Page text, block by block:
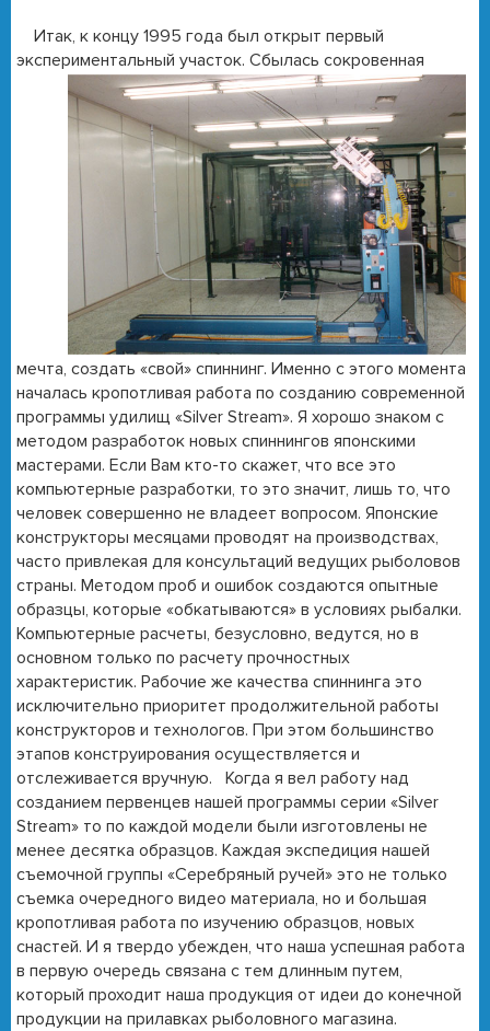
Итак, к концу 1995 года был открыт первый
экспериментальный участок. Сбылась сокровенная
мечта, создать «свой» спиннинг. Именно с этого момента
началась кропотливая работа по созданию современной
программы удилищ «Silver Stream». Я хорошо знаком с
методом разработок новых спиннингов японскими
мастерами. Если Вам кто-то скажет, что все это
компьютерные разработки, то это значит, лишь то, что
человек совершенно не владеет вопросом. Японские
конструкторы месяцами проводят на производствах,
часто привлекая для консультаций ведущих рыболовов
страны. Методом проб и ошибок создаются опытные
образцы, которые «обкатываются» в условиях рыбалки.
Компьютерные расчеты, безусловно, ведутся, но в
основном только по расчету прочностных
характеристик. Рабочие же качества спиннинга это
исключительно приоритет продолжительной работы
конструкторов и технологов. При этом большинство
этапов конструирования осуществляется и
отслеживается вручную. Когда я вел работу над
созданием первенцев нашей программы серии «Silver
Stream» то по каждой модели были изготовлены не
менее десятка образцов. Каждая экспедиция нашей
съемочной группы «Серебряный ручей» это не только
съемка очередного видео материала, но и большая
кропотливая работа по изучению образцов, новых
снастей. И я твердо убежден, что наша успешная работа
в первую очередь связана с тем длинным путем,
который проходит наша продукция от идеи до конечной
продукции на прилавках рыболовного магазина.